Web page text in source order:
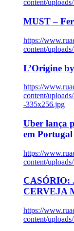
content/
MUST –
https://
content/
L’Origine
https://
content/
-335x256.jpg
Uber lança
em Portugal
https://
content/
CASÓRIO:
CERVEJA
https://
content/